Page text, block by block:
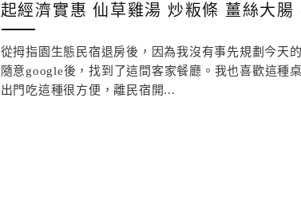
起經濟實惠 仙草雞湯 炒粄條 薑絲大腸
從拇指園生態民宿退房後，因為我沒有事先規劃今天
隨意google後，找到了這間客家餐廳。我也喜歡這種
出門吃這種很方便，離民宿開...